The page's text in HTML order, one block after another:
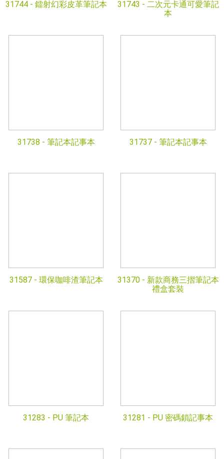
31744 - 鐳射幻彩皮革筆記本 31743 - 二次元卡通可愛筆記
本
31738 - 筆記本記事本 31737 - 筆記本記事本
31587 - 環保咖啡渣筆記本 31370 - 新款商務三摺筆記本
禮盒套裝
31283 - PU 筆記本 31281 - PU 密碼鎖記事本